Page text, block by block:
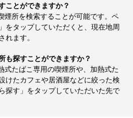
ことができますか？
煙所を検索することが可能です。ペ
をタップしていただくと、現在地周
れます。
も探すことができますか？
式たばこ専用の喫煙所や、加熱式た
けたカフェや居酒屋などに絞った検
探す」をタップしていただいた先で